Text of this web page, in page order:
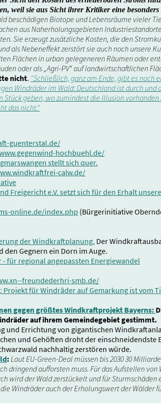
weil sie aus Sicht ihrer Kritiker eine
beschädigen Biotope und Lebensräume vieler
aus Naherholungsgebieten
Sie erzeugt zusätzliche Kosten, die den
als Nebeneffekt zerstört sie auch noch unsere
Flächen in urban gelegeneren Räumen oder
oder als „Agri-PV“ auf landwirtschaftlichen
nicht. "Schließlich, ganz am Ende, gibt es
Windräder im Wald: Deutschland ist durch
geben, wo zumindest die Illusion
das nicht."
guenterstal.de/
hochbuehl.de/
stellt sich quer.
calw.de/
Freigericht e.V. setzt sich für den Erhalt
online.de/index.php (Bürgerinitiative
der Windkraftplanung. Der
Gegnern ein Dorn im Auge.
für regional angepassten Energiewandel
freundederhri-smb.de/
für Windräder auf Gemarkung ist vom
gegen größtes Windkraftprojekt Bayerns:
auf ihrem Gemeindegebiet gestimmt.
und Errichtung von gigantischen
und Gehöf­ten droht der einschneidendste
nachhaltig zerstören würde.
: Laut EU-Green-Deal müssen bis 2030 30
dringend aufforsten muss. Für das Aufstellen von
wird der Wald zerstückelt und für Sturmschäden
Windräder auch der Erholungswert der Wälder